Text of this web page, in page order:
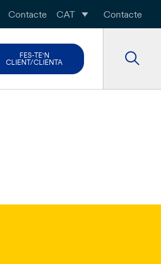
Contacte CAT Contacte
FES-TE'N
CLIENT/CLIENTA